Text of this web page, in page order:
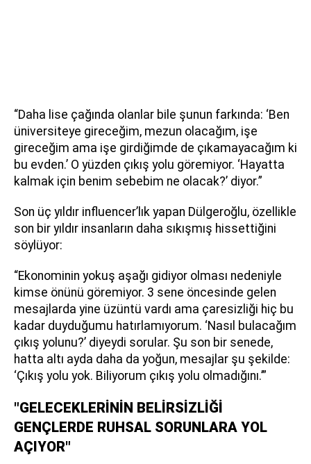
“Daha lise çağında olanlar bile şunun farkında: ‘Ben
üniversiteye gireceğim, mezun olacağım, işe
gireceğim ama işe girdiğimde de çıkamayacağım ki
bu evden.’ O yüzden çıkış yolu göremiyor. ‘Hayatta
kalmak için benim sebebim ne olacak?’ diyor.”
Son üç yıldır influencer’lık yapan Dülgeroğlu, özellikle
son bir yıldır insanların daha sıkışmış hissettiğini
söylüyor:
“Ekonominin yokuş aşağı gidiyor olması nedeniyle
kimse önünü göremiyor. 3 sene öncesinde gelen
mesajlarda yine üzüntü vardı ama çaresizliği hiç bu
kadar duyduğumu hatırlamıyorum. ‘Nasıl bulacağım
çıkış yolunu?’ diyeydi sorular. Şu son bir senede,
hatta altı ayda daha da yoğun, mesajlar şu şekilde:
‘Çıkış yolu yok. Biliyorum çıkış yolu olmadığını.’”
"GELECEKLERİNİN BELİRSİZLİĞİ
GENÇLERDE RUHSAL SORUNLARA YOL
AÇIYOR"